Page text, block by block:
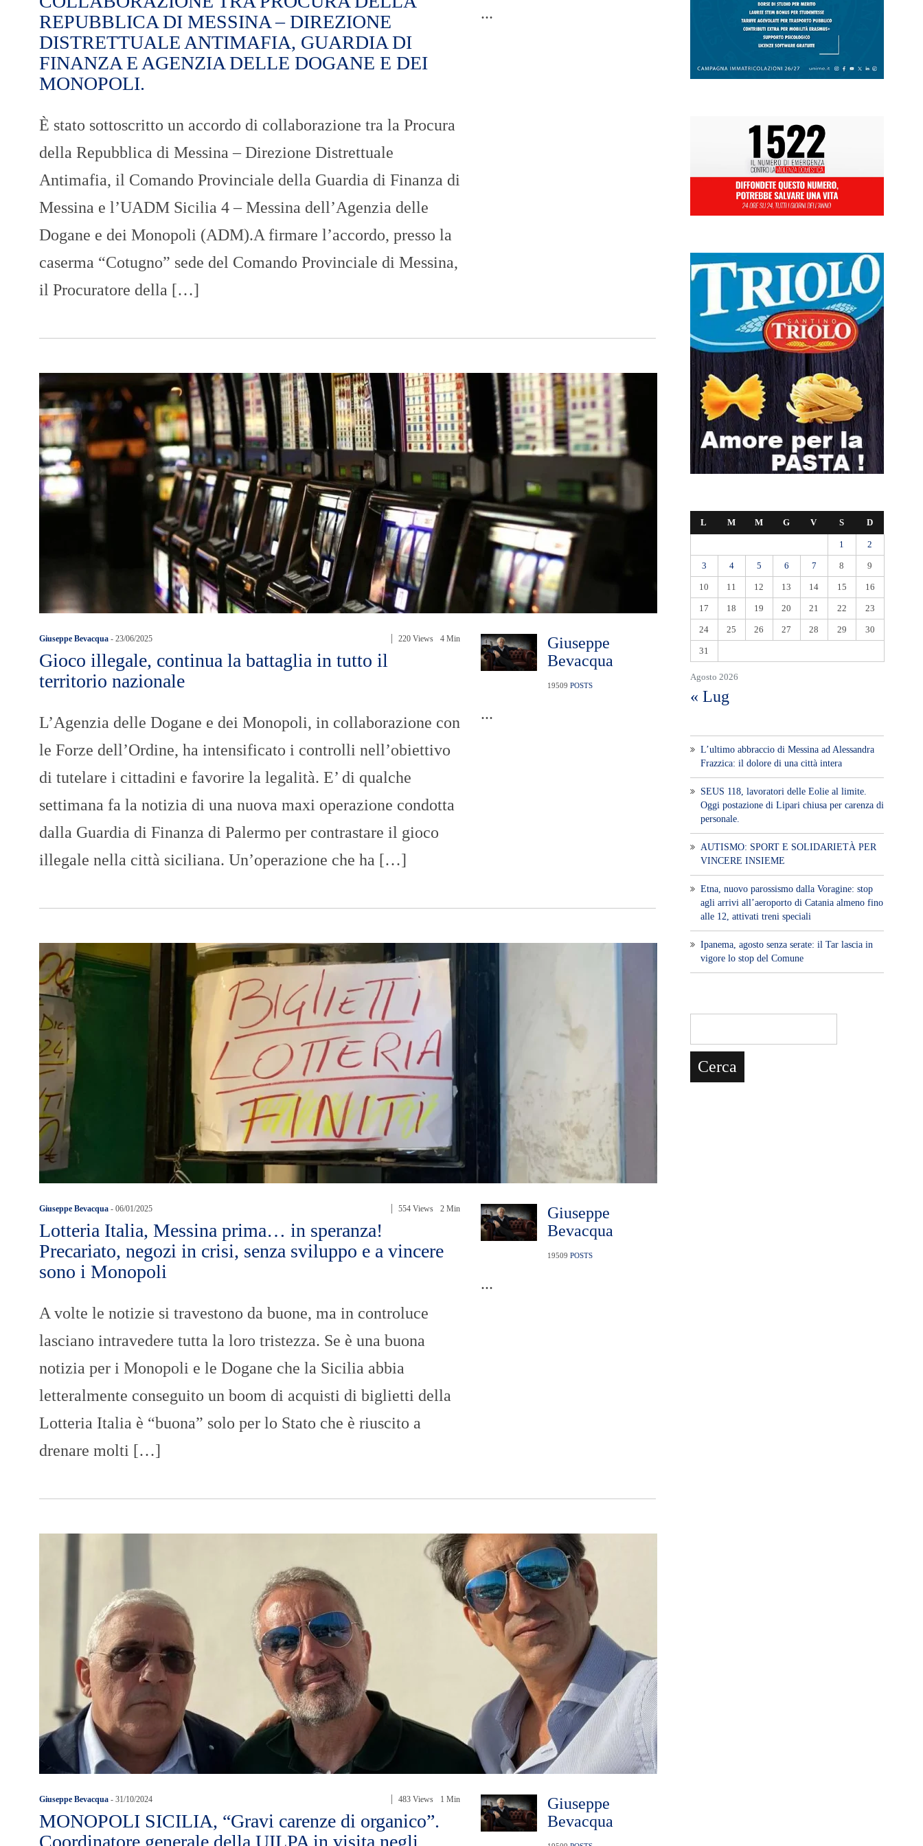
O
R
T
A
E
o
r
I
R
N
REPUBBLICA DI MESSINA – DIREZIONE
DISTRETTUALE ANTIMAFIA, GUARDIA DI
FINANZA E AGENZIA DELLE DOGANE E DEI
MONOPOLI.
È stato sottoscritto un accordo di collaborazione tra la Procura
della Repubblica di Messina – Direzione Distrettuale
Antimafia, il Comando Provinciale della Guardia di Finanza di
Messina e l’UADM Sicilia 4 – Messina dell’Agenzia delle
Dogane e dei Monopoli (ADM).A firmare l’accordo, presso la
caserma “Cotugno” sede del Comando Provinciale di Messina,
il Procuratore della […]
...
Giuseppe Bevacqua - 23/06/2025 220 Views 4 Min
Gioco illegale, continua la battaglia in tutto il
territorio nazionale
L’Agenzia delle Dogane e dei Monopoli, in collaborazione con
le Forze dell’Ordine, ha intensificato i controlli nell’obiettivo
di tutelare i cittadini e favorire la legalità. E’ di qualche
settimana fa la notizia di una nuova maxi operazione condotta
dalla Guardia di Finanza di Palermo per contrastare il gioco
illegale nella città siciliana. Un’operazione che ha […]
Giuseppe
Bevacqua
19509 POSTS
...
Giuseppe Bevacqua - 06/01/2025 554 Views 2 Min
Lotteria Italia, Messina prima… in speranza!
Precariato, negozi in crisi, senza sviluppo e a vincere
sono i Monopoli
A volte le notizie si travestono da buone, ma in controluce
lasciano intravedere tutta la loro tristezza. Se è una buona
notizia per i Monopoli e le Dogane che la Sicilia abbia
letteralmente conseguito un boom di acquisti di biglietti della
Lotteria Italia è “buona” solo per lo Stato che è riuscito a
drenare molti […]
Giuseppe
Bevacqua
19509 POSTS
...
Giuseppe Bevacqua - 31/10/2024 483 Views 1 Min
MONOPOLI SICILIA, “Gravi carenze di organico”.
Coordinatore generale della UILPA in visita negli
Giuseppe
Bevacqua
Agosto 2026
L M M G V S D
1 2
3 4 5 6 7 8 9
10 11 12 13 14 15 16
17 18 19 20 21 22 23
24 25 26 27 28 29 30
31
« Lug
L’ultimo abbraccio di Messina ad Alessandra
Frazzica: il dolore di una città intera
SEUS 118, lavoratori delle Eolie al limite.
Oggi postazione di Lipari chiusa per carenza di
personale.
AUTISMO: SPORT E SOLIDARIETÀ PER
VINCERE INSIEME
Etna, nuovo parossismo dalla Voragine: stop
agli arrivi all’aeroporto di Catania almeno fino
alle 12, attivati treni speciali
Ipanema, agosto senza serate: il Tar lascia in
vigore lo stop del Comune